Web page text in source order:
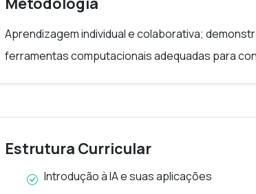
Aprendizagem individual e colaborativa;
ferramentas computacionais adequadas para
Estrutura Curricular
Introdução à IA e suas aplicações